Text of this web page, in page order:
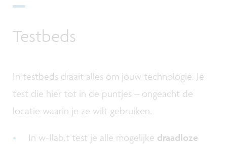
Testbeds
In testbeds draait alles om jouw technologie. Je
test die hier tot in de puntjes – ongeacht de
locatie waarin je ze wilt gebruiken.
In w-Ilab.t test je alle mogelijke draadloze